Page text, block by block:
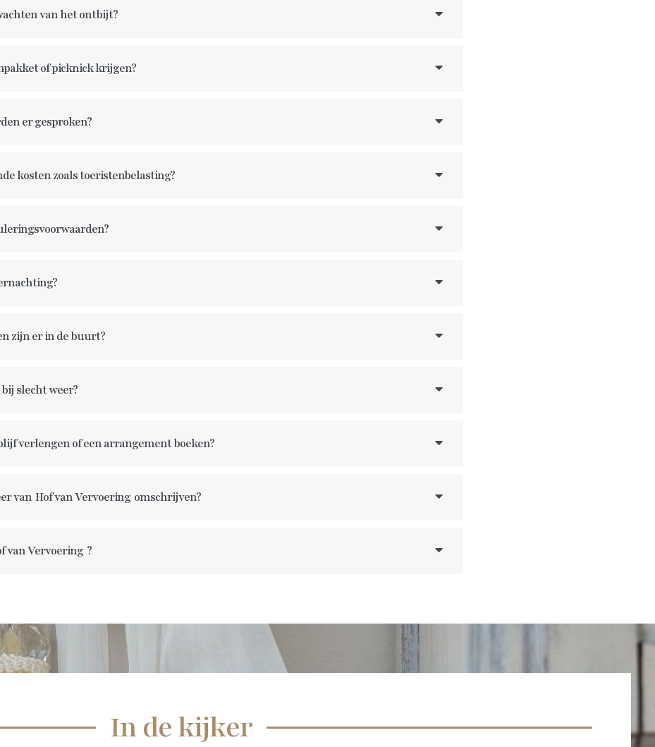
van het ontbijt?
of picknick krijgen?
er gesproken?
kosten zoals toeristenbelasting?
zijn er in de buurt?
slecht weer?
verlengen of een arrangement boeken?
van Hof van Vervoering omschrijven?
van Vervoering ?
In de kijker